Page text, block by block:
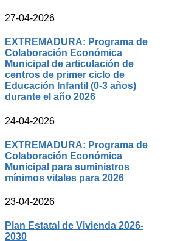
27-04-2026
EXTREMADURA: Programa de
Colaboración Económica
Municipal de articulación de
centros de primer ciclo de
Educación Infantil (0-3 años)
durante el año 2026
24-04-2026
EXTREMADURA: Programa de
Colaboración Económica
Municipal para suministros
mínimos vitales para 2026
23-04-2026
Plan Estatal de Vivienda 2026-
2030